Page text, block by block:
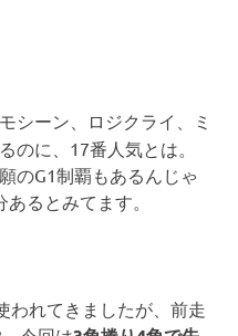
モシーン、ロジクライ、ミ
のに、17番人気とは。
のG1制覇もあるんじゃ
るとみてます。
われてきましたが、前走